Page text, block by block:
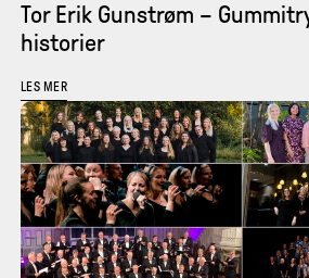
Tor Erik Gunstrøm –
historier
LES MER